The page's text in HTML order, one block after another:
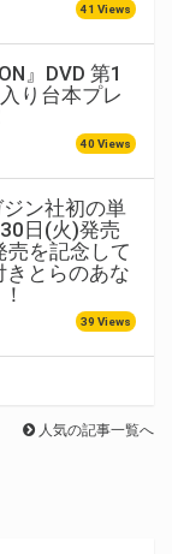
41 Views
』DVD 第1
り台本プレ
40 Views
ン社初の単
日(火)発売
売を記念して
きとらのあな
39 Views
人気の記事一覧へ